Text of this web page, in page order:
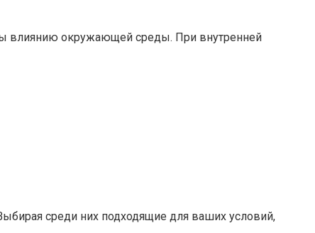
влиянию окружающей среды. При внутренней
среди них подходящие для ваших условий,